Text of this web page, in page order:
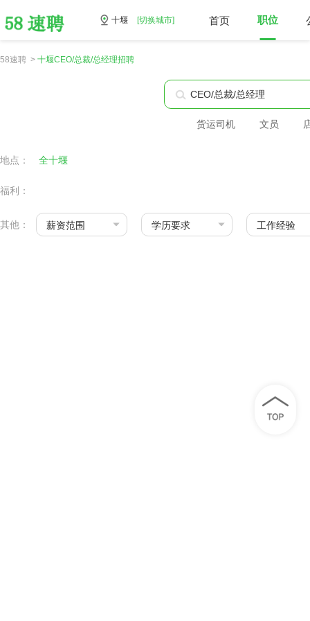
十堰 [切换城市] 首页 职位
58速聘 > 十堰CEO/总裁/总经理招聘
货运司机 文员
地点： 全十堰
福利：
其他： 薪资范围 学历要求 工作经验